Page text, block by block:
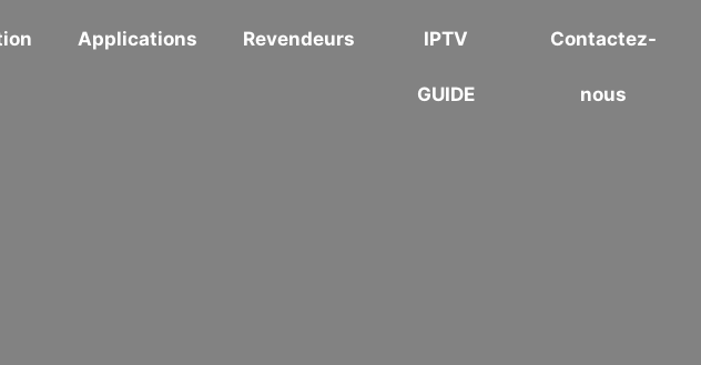
Applications Revendeurs IPTV
GUIDE
Contactez-
nous